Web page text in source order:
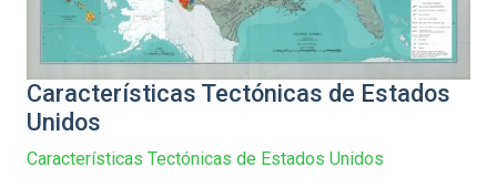
Características Tectónicas de Estados
Unidos
Características Tectónicas de Estados Unidos